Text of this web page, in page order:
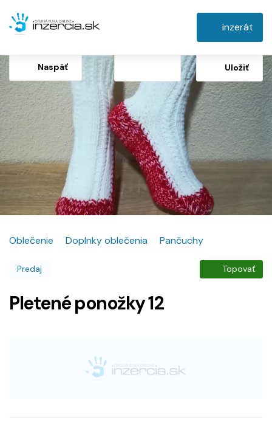
inzerát
Naspäť Uložiť
Oblečenie Doplnky oblečenia Pančuchy
Predaj Topovať
Pletené ponožky 12